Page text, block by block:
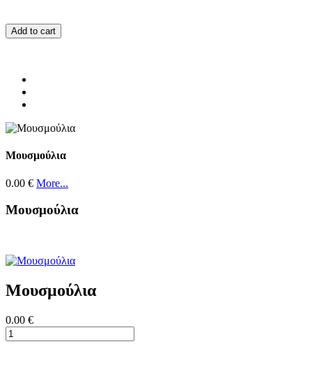
Add to cart
Μουσμούλια
0.00 € More...
Μουσμούλια
Μουσμούλια
0.00 €